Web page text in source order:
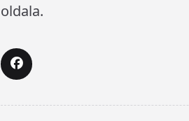
oldala.